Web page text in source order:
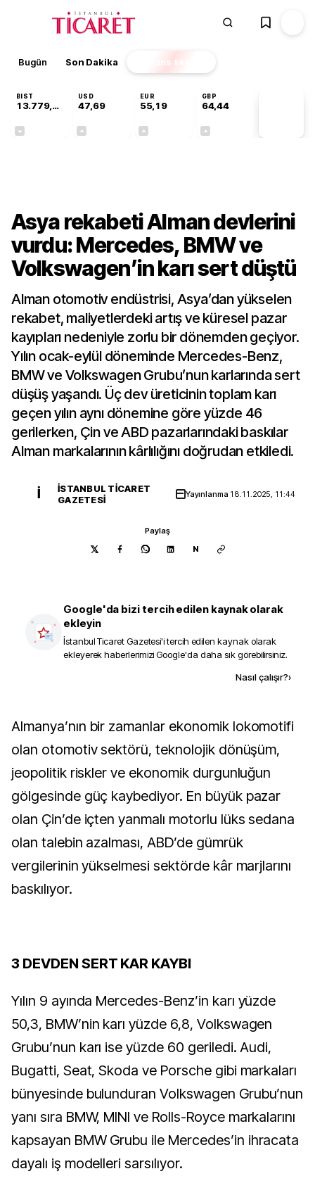
Bugün Son Dakika Finans EKSTRA
BIST
13.779,39
USD
47,69
EUR
55,19
GBP
64,44
Asya rekabeti Alman devlerini
vurdu: Mercedes, BMW ve
Volkswagen’in karı sert düştü
Alman otomotiv endüstrisi, Asya’dan yükselen
rekabet, maliyetlerdeki artış ve küresel pazar
kayıpları nedeniyle zorlu bir dönemden geçiyor.
Yılın ocak-eylül döneminde Mercedes-Benz,
BMW ve Volkswagen Grubu’nun karlarında sert
düşüş yaşandı. Üç dev üreticinin toplam karı
geçen yılın aynı dönemine göre yüzde 46
gerilerken, Çin ve ABD pazarlarındaki baskılar
Alman markalarının kârlılığını doğrudan etkiledi.
İ
İSTANBUL TICARET
GAZETESI
Yayınlanma 18.11.2025, 11:44
Paylaş
N
Google'da bizi tercih edilen kaynak olarak
ekleyin
İstanbul Ticaret Gazetesi'i tercih edilen kaynak olarak
ekleyerek haberlerimizi Google'da daha sık görebilirsiniz.
Nasıl çalışır?›
Almanya’nın bir zamanlar ekonomik lokomotifi
olan otomotiv sektörü, teknolojik dönüşüm,
jeopolitik riskler ve ekonomik durgunluğun
gölgesinde güç kaybediyor. En büyük pazar
olan Çin’de içten yanmalı motorlu lüks sedana
olan talebin azalması, ABD’de gümrük
vergilerinin yükselmesi sektörde kâr marjlarını
baskılıyor.
3 DEVDEN SERT KAR KAYBI
Yılın 9 ayında Mercedes-Benz’in karı yüzde
50,3, BMW’nin karı yüzde 6,8, Volkswagen
Grubu’nun karı ise yüzde 60 geriledi. Audi,
Bugatti, Seat, Skoda ve Porsche gibi markaları
bünyesinde bulunduran Volkswagen Grubu’nun
yanı sıra BMW, MINI ve Rolls-Royce markalarını
kapsayan BMW Grubu ile Mercedes’in ihracata
dayalı iş modelleri sarsılıyor.